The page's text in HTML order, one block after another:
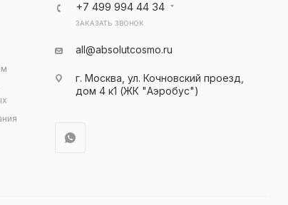
+7 499 994 44 34
ЗАКАЗАТЬ ЗВОНОК
all@absolutcosmo.ru
г. Москва, ул. Кочновский проезд,
дом 4 к1 (ЖК "Аэробус")